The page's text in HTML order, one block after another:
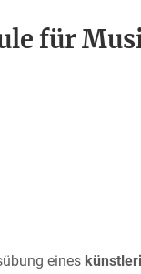
für
eines